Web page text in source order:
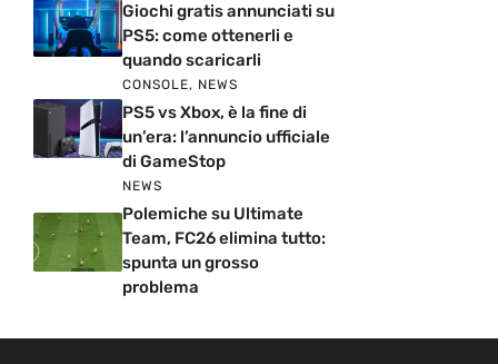
Giochi gratis annunciati su
PS5: come ottenerli e
quando scaricarli
CONSOLE, NEWS
PS5 vs Xbox, è la fine di
un’era: l’annuncio ufficiale
di GameStop
NEWS
Polemiche su Ultimate
Team, FC26 elimina tutto:
spunta un grosso
problema